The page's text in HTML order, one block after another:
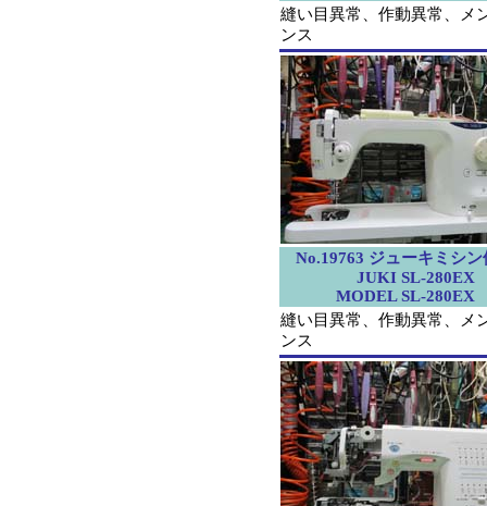
縫い目異常、作動異常、メ
ンス
No.19763 ジューキミシン
JUKI SL-280EX
MODEL SL-280EX
縫い目異常、作動異常、メ
ンス